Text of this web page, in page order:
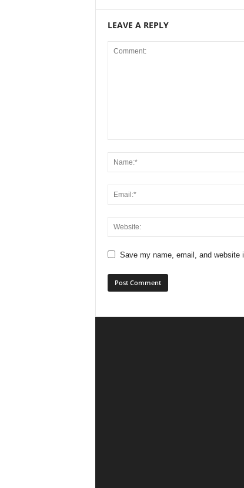
LEAVE A REPLY
Save my name, email, and website